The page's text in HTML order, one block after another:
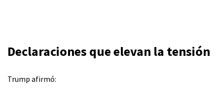
Declaraciones que elevan la tensión
Trump afirmó: